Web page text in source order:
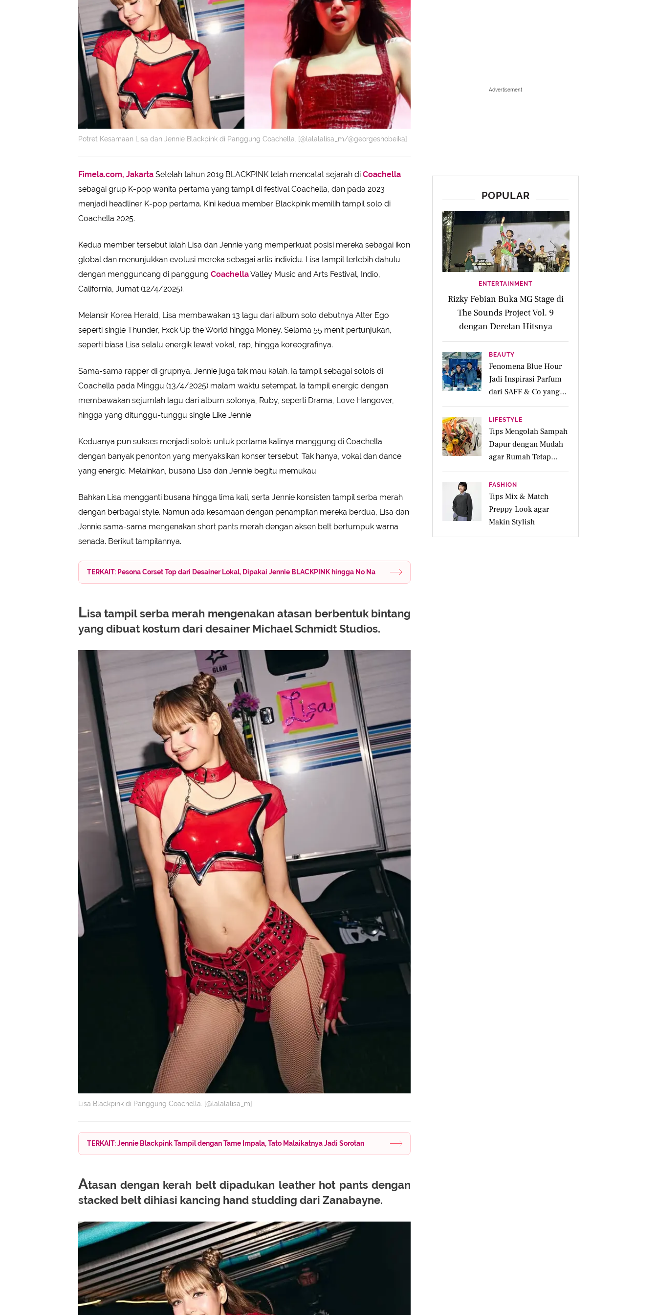
Potret Kesamaan Lisa dan Jennie Blackpink di Panggung Coachella. [@lalalalisa_m/@georgeshobeika]
Fimela.com, Jakarta Setelah tahun 2019 BLACKPINK telah mencatat sejarah di Coachella
sebagai grup K-pop wanita pertama yang tampil di festival Coachella, dan pada 2023
menjadi headliner K-pop pertama. Kini kedua member Blackpink memilih tampil solo di
Coachella 2025.
Kedua member tersebut ialah Lisa dan Jennie yang memperkuat posisi mereka sebagai ikon
global dan menunjukkan evolusi mereka sebagai artis individu. Lisa tampil terlebih dahulu
dengan mengguncang di panggung CoachellaValley Music and Arts Festival, Indio,
California, Jumat (12/4/2025).
Melansir Korea Herald, Lisa membawakan 13 lagu dari album solo debutnya Alter Ego
seperti single Thunder, Fxck Up the World hingga Money. Selama 55 menit pertunjukan,
seperti biasa Lisa selalu energik lewat vokal, rap, hingga koreografinya.
Sama-sama rapper di grupnya, Jennie juga tak mau kalah. Ia tampil sebagai solois di
Coachella pada Minggu (13/4/2025) malam waktu setempat. Ia tampil energic dengan
membawakan sejumlah lagu dari album solonya, Ruby, seperti Drama, Love Hangover,
hingga yang ditunggu-tunggu single Like Jennie.
Keduanya pun sukses menjadi solois untuk pertama kalinya manggung di Coachella
dengan banyak penonton yang menyaksikan konser tersebut. Tak hanya, vokal dan dance
yang energic. Melainkan, busana Lisa dan Jennie begitu memukau.
Bahkan Lisa mengganti busana hingga lima kali, serta Jennie konsisten tampil serba merah
dengan berbagai style. Namun ada kesamaan dengan penampilan mereka berdua, Lisa dan
Jennie sama-sama mengenakan short pants merah dengan aksen belt bertumpuk warna
senada. Berikut tampilannya.
TERKAIT: Pesona Corset Top dari Desainer Lokal, Dipakai Jennie BLACKPINK hingga No Na
Lisa tampil serba merah mengenakan atasan berbentuk bintang
yang dibuat kostum dari desainer Michael Schmidt Studios.
Lisa Blackpink di Panggung Coachella. [@lalalalisa_m]
TERKAIT: Jennie Blackpink Tampil dengan Tame Impala, Tato Malaikatnya Jadi Sorotan
Atasan dengan kerah belt dipadukan leather hot pants dengan
stacked belt dihiasi kancing hand studding dari Zanabayne.
Advertisement
POPULAR
ENTERTAINMENT
Rizky Febian Buka MG Stage di
The Sounds Project Vol. 9
dengan Deretan Hitsnya
BEAUTY
Fenomena Blue Hour
Jadi Inspirasi Parfum
dari SAFF & Co yang
Beraroma Hangat dan
Memikat
LIFESTYLE
Tips Mengolah Sampah
Dapur dengan Mudah
agar Rumah Tetap
Bersih dan Ramah
Lingkungan
FASHION
Tips Mix & Match
Preppy Look agar
Makin Stylish